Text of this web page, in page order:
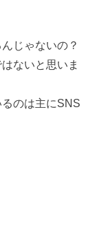
じゃないの？
ないと思いま
のは主にSNS